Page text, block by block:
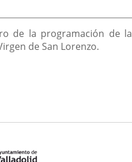
de la programación de la
de San Lorenzo.